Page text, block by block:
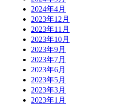
2024年4月
2023年12月
2023年11月
2023年10月
2023年9月
2023年7月
2023年6月
2023年5月
2023年3月
2023年1月